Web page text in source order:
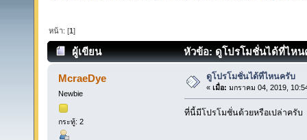
หน้า: [1]
ผู้เขียน หัวข้อ: ดูโปรโมชั่นได้ที่ไหน
McraeDye
Newbie
กระทู้: 2
ดูโปรโมชั่นได้ที่ไหนครับ
« เมื่อ: มกราคม 04, 2019,
ที่นี้มีโปรโมชั่นด้วยหรือเปล่าครับ